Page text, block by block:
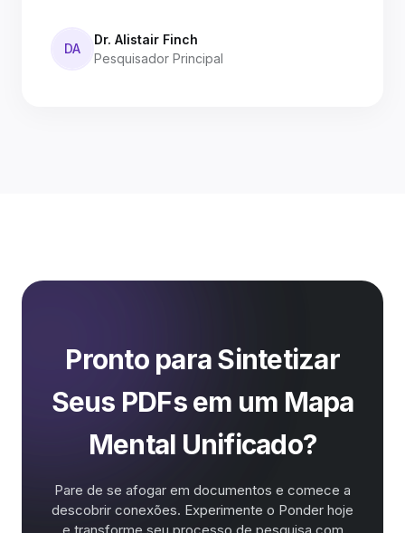
DA
Dr. Alistair Finch
Pesquisador Principal
Pronto para Sintetizar
Seus PDFs em um Mapa
Mental Unificado?
Pare de se afogar em documentos e comece a
descobrir conexões. Experimente o Ponder hoje